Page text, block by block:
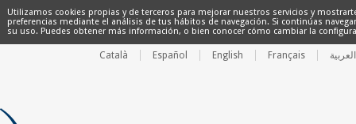
Utilizamos cookies propias y de terceros para mejorar nuestros servicios y
preferencias mediante el análisis de tus hábitos de navegación. Si continúas
su uso. Puedes obtener más información, o bien conocer cómo cambiar la
Català Español English Français العربية